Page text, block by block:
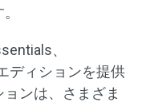
、
ディションを提供
ンは、さまざま